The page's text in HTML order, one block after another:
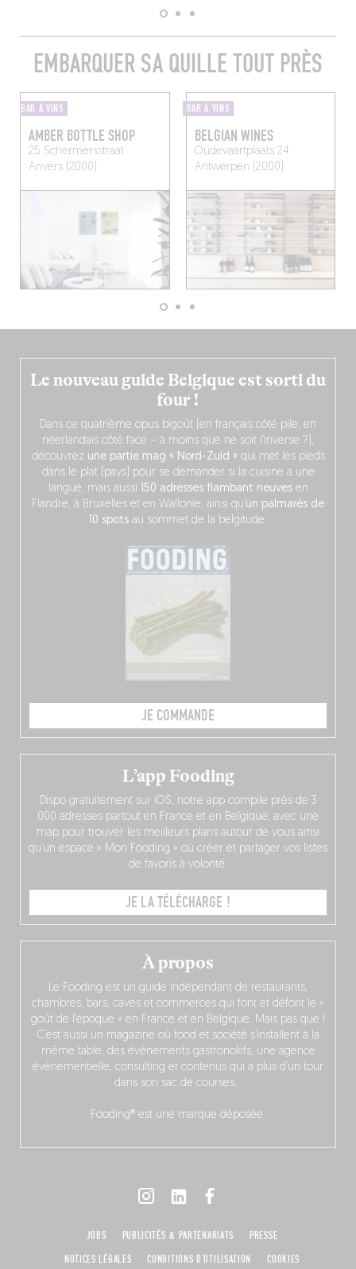
EMBARQUER SA QUILLE TOUT PRÈS
BAR À VINS
AMBER BOTTLE SHOP
25 Schermersstraat
Anvers (2000)
BAR À VINS
BELGIAN WINES
Oudevaartplaats 24
Antwerpen (2000)
Le nouveau guide Belgique est sorti du
four !
Dans ce quatrième opus bigoût (en français côté pile, en
néerlandais côté face – à moins que ne soit l’inverse ?),
découvrez une partie mag « Nord-Zuid » qui met les pieds
dans le plat (pays) pour se demander si la cuisine a une
langue, mais aussi 150 adresses flambant neuvesen
Flandre, à Bruxelles et en Wallonie, ainsi qu’ un palmarès de
10 spots au sommet de la belgitude.
JE COMMANDE
À propos
Le Fooding est un guide indépendant de restaurants,
chambres, bars, caves et commerces qui font et défont le «
goût de l’époque » en France et en Belgique. Mais pas que !
C’est aussi un magazine où food et société s’installent à la
même table, des événements gastronokifs, une agence
événementielle, consulting et contenus qui a plus d’un tour
dans son sac de courses…
Fooding® est une marque déposée.
L’app Fooding
Dispo gratuitement sur iOS, notre app compile près de 3
000 adresses partout en France et en Belgique, avec une
map pour trouver les meilleurs plans autour de vous ainsi
qu’un espace « Mon Fooding » où créer et partager vos listes
de favoris à volonté.
JE LA TÉLÉCHARGE !
JOBS PUBLICITÉS & PARTENARIATS
PRESSE
NOTICES LÉGALES
CONDITIONS D'UTILISATION COOKIES